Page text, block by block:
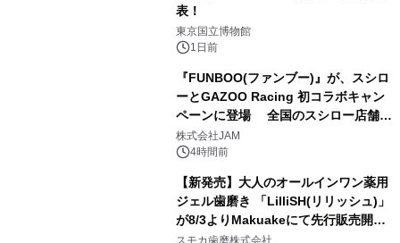
表！
東京国立博物館
1日前
『FUNBOO(ファンブー)』が、スシロ
ーとGAZOO Racing 初コラボキャン
ペーンに登場 全国のスシロー店舗で
GR 4車種の FUNBOO(ミニカー)付き
メニューが展開されます
株式会社JAM
4時間前
【新発売】大人のオールインワン薬用
ジェル歯磨き 「LilliSH(リリッシュ)」
が8/3よりMakuakeにて先行販売開
始！
スモカ歯磨株式会社